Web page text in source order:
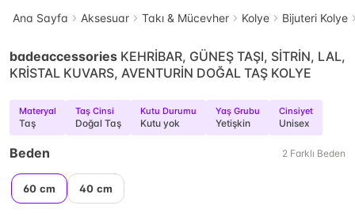
Ana Sayfa Aksesuar Takı & Mücevher Kolye Bijuteri Kolye
badeaccessories KEHRİBAR, GÜNEŞ TAŞI, SİTRİN, LAL,
KRİSTAL KUVARS, AVENTURİN DOĞAL TAŞ KOLYE
Materyal
Taş
Taş Cinsi
Doğal Taş
Kutu Durumu
Kutu yok
Yaş Grubu
Yetişkin
Cinsiyet
Unisex
Beden 2 Farklı Beden
60 cm 40 cm